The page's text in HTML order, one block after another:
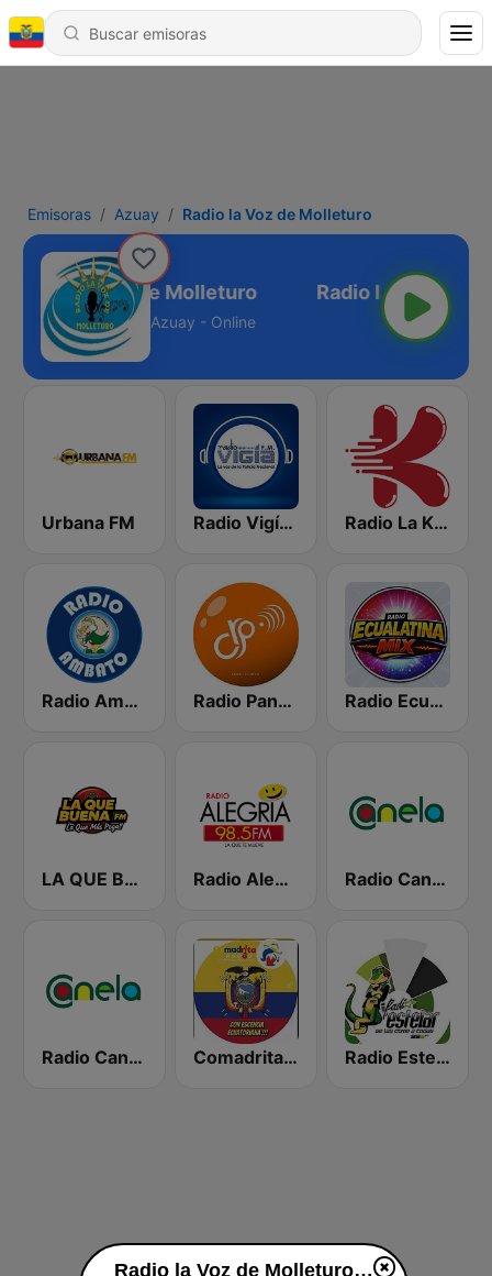
Emisoras Azuay Radio la Voz de Molleturo
Radio la Voz de Molleturo
Azuay - Online
Urbana FM Radio Vigía Fm Radio La Kariñosa 98.1 FM
Radio Ambato 930 AM Radio Panamericana Radio Ecua Latina Mix
LA QUE BUENA FM Radio Alegria Radio Canela Imbabura
Radio Canela Morona Santiago Comadrita Radio Radio Estelar 99.3 FM
Radio la Voz de Molleturo en vivo